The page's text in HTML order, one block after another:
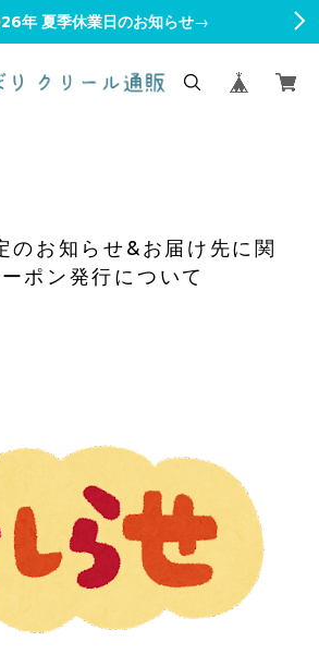
年 夏季休業日のお知らせ→
のお知らせ&お届け先に関
ポン発行について